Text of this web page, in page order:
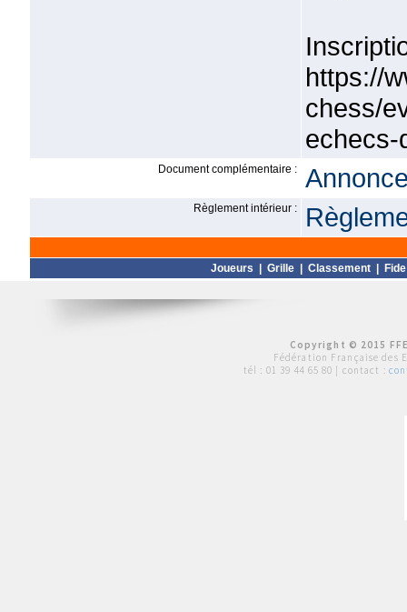
https://
chess/
echecs-
Document complémentaire :
Règlement intérieur :
Joueurs Grille Classement Fide
Copyright © 2015
Fédération Française des
tél : 01 39 44 65 80 | contact :